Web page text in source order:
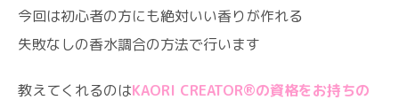
今回は初心者の方にも絶対いい香りが作れる
失敗なしの香水調合の方法で行います
教えてくれるのはKAORI CREATOR®️の資格をお持ちの